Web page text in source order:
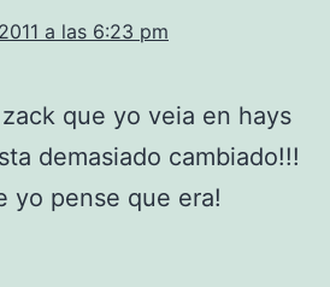
a las 6:23 pm
que yo veia en hays
demasiado cambiado!!!
yo pense que era!